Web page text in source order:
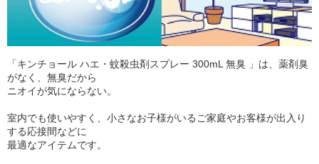
「キンチョール ハエ・蚊殺虫剤スプレー 300mL 無臭 」は、薬剤臭
がなく、無臭だから
ニオイが気にならない。
室内でも使いやすく、小さなお子様がいるご家庭やお客様が出入り
する応接間などに
最適なアイテムです。